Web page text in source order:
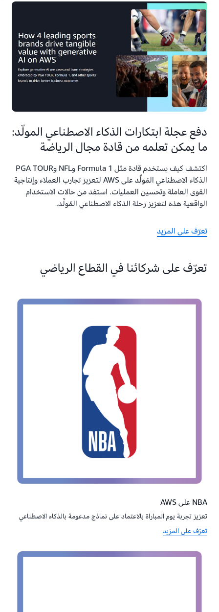
دفع عجلة ابتكارات الذكاء الاصطناعي المولّد:
ما يمكن تعلمه من قادة مجال الرياضة
اكتشف كيف يستخدم قادة مثل Formula 1 وNFL وPGA TOUR
الذكاء الاصطناعي المُولِّد على AWS لتعزيز تجارب العملاء وإنتاجية
القوى العاملة وتحسين العمليات. استفد من حالات الاستخدام
الواقعية هذه لتعزيز رحلة الذكاء الاصطناعي المُولِّد.
تعرّف على المزيد
تعرّف على شركائنا في القطاع الرياضي
NBA على AWS
تعزيز تجربة يوم المباراة بالاعتماد على نماذج مدعومة بالذكاء الاصطناعي
تعرّف على المزيد